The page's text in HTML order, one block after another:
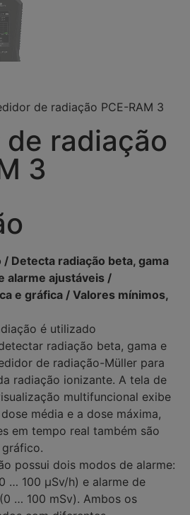
de radiação PCE-RAM 3
radiação
3
Detecta radiação beta, gama
alarme ajustáveis /
e gráfica / Valores mínimos,
é utilizado
radiação beta, gama e
de radiação-Müller para
radiação ionizante. A tela de
multifuncional exibe
média e a dose máxima,
em tempo real também são
possui dois modos de alarme:
… 100 µSv/h) e alarme de
… 100 mSv). Ambos os